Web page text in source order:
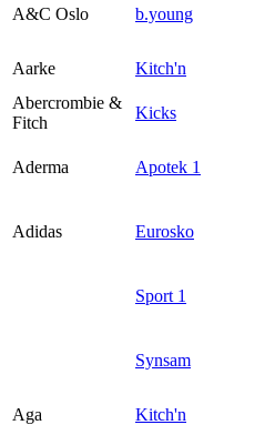
A&C Oslo b.young
Aarke
Kitch'n
Abercrombie &
Fitch
Kicks
Aderma Apotek 1
Adidas Eurosko
Sport 1
Synsam
Aga
Kitch'n